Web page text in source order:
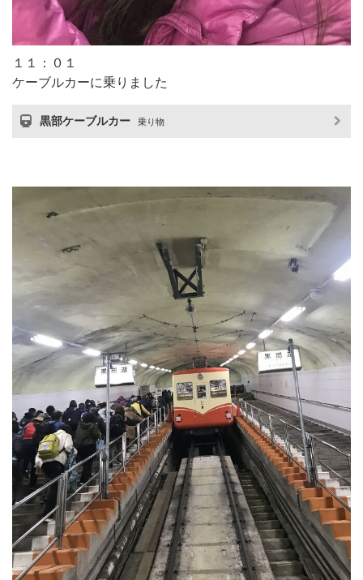
１１：０１
ケーブルカーに乗りました
黒部ケーブルカー 乗り物